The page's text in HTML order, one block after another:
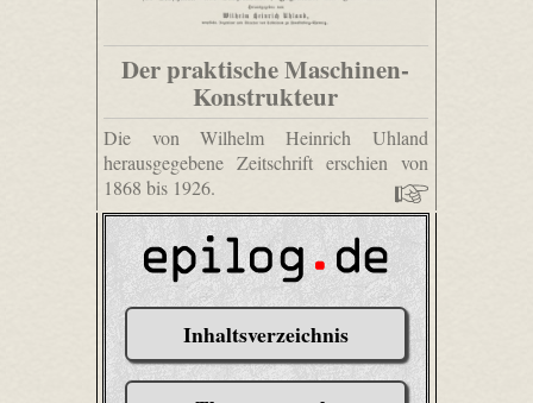
Der praktische Maschinen-
Konstrukteur
Die von Wilhelm Heinrich Uhland
herausgegebene Zeitschrift erschien von
1868 bis 1926.
Inhaltsverzeichnis